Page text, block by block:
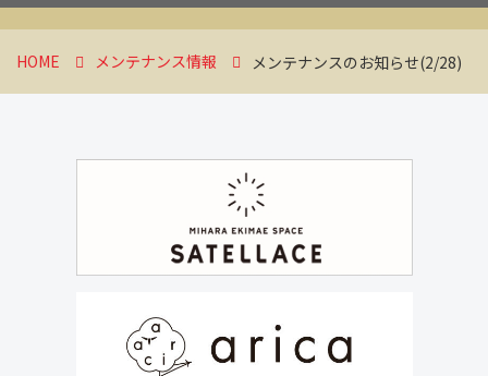
HOME メンテナンス情報 メンテナンスのお知らせ(2/28)